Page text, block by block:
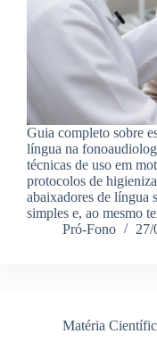
Guia completo sobre
língua na
técnicas de uso em
protocolos de
abaixadores de língua
simples e, ao mesmo
Pró-Fono
27/
Matéria